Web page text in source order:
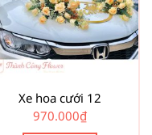
Xe hoa cưới 12
970.000₫